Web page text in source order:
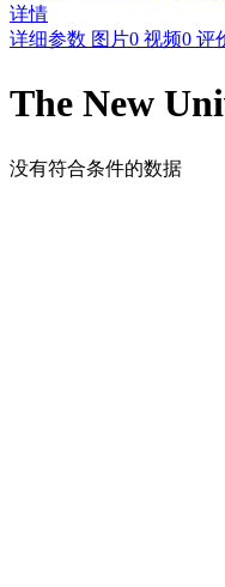
详情
详细参数 图片0 视频0 评
The New
没有符合条件的数据